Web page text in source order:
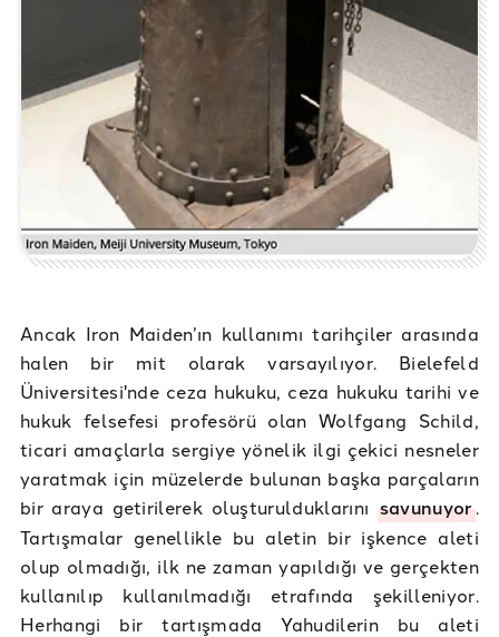
Ancak Iron Maiden’ın kullanımı tarihçiler arasında
halen bir mit olarak varsayılıyor. Bielefeld
Üniversitesi'nde ceza hukuku, ceza hukuku tarihi ve
hukuk felsefesi profesörü olan Wolfgang Schild,
ticari amaçlarla sergiye yönelik ilgi çekici nesneler
yaratmak için müzelerde bulunan başka parçaların
bir araya getirilerek oluşturulduklarını savunuyor.
Tartışmalar genellikle bu aletin bir işkence aleti
olup olmadığı, ilk ne zaman yapıldığı ve gerçekten
kullanılıp kullanılmadığı etrafında şekilleniyor.
Herhangi bir tartışmada Yahudilerin bu aleti